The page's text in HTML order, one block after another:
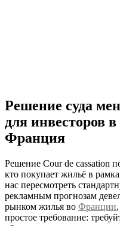
Решение суда
для инвесторов в
Франция
Решение Cour de cassation
кто покупает жильё в
нас пересмотреть
рекламным прогнозам
рынком жилья во Франции
простое требование: